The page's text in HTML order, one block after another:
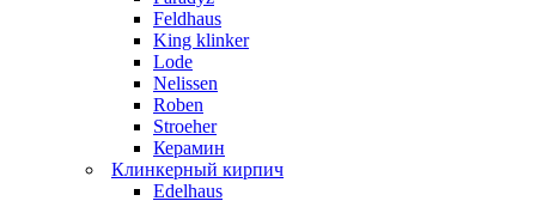
Feldhaus
King klinker
Lode
Nelissen
Roben
Stroeher
Керамин
Клинкерный кирпич
Edelhaus